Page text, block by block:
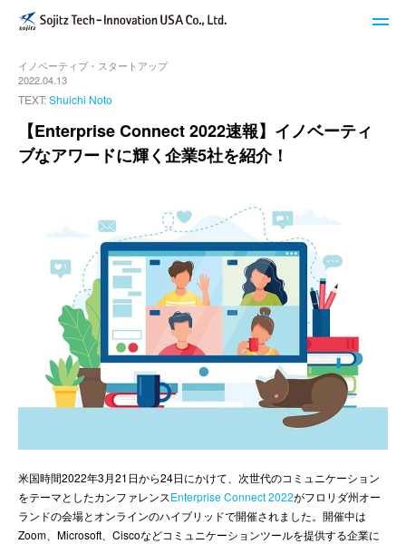
STech I USAのサービス
ブログ
キーワードで探す
STech I USAについて
ニュースレター登録
お問い合わせ
イノベーティブ・スタートアップ
2022.04.13
TEXT:Shuichi Noto
【Enterprise Connect 2022速報】イノベーティ
ブなアワードに輝く企業5社を紹介！
米国時間2022年3月21日から24日にかけて、次世代のコミュニケーション
をテーマとしたカンファレンスEnterprise Connect 2022がフロリダ州オー
ランドの会場とオンラインのハイブリッドで開催されました。開催中は
Zoom、Microsoft、Ciscoなどコミュニケーションツールを提供する企業に